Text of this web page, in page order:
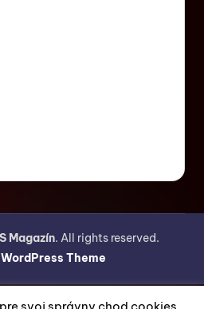
Magazín. All rights reserved.
Theme